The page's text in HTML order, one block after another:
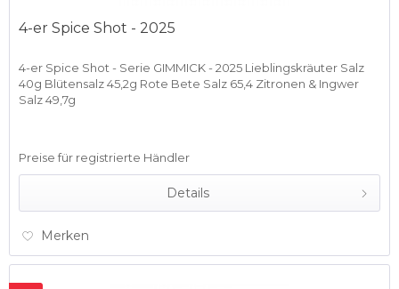
4-er Spice Shot - 2025
4-er Spice Shot - Serie GIMMICK - 2025 Lieblingskräuter Salz
40g Blütensalz 45,2g Rote Bete Salz 65,4 Zitronen & Ingwer
Salz 49,7g
Preise für registrierte Händler
Details
Merken